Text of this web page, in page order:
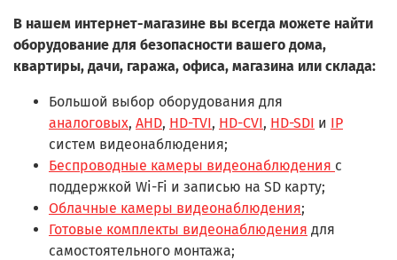
В нашем интернет-магазине вы всегда можете найти
оборудование для безопасности вашего дома,
квартиры, дачи, гаража, офиса, магазина или склада:
Большой выбор оборудования для
аналоговых, AHD, HD-TVI, HD-CVI, HD-SDI и IP
систем видеонаблюдения;
Беспроводные камеры видеонаблюдения с
поддержкой Wi-Fi и записью на SD карту;
Облачные камеры видеонаблюдения;
Готовые комплекты видеонаблюдения для
самостоятельного монтажа;